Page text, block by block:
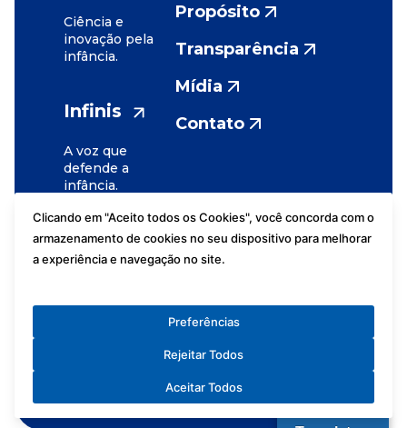
Ciência e
inovação pela
infância.
Infinis
A voz que
defende a
infância.
Propósito
Transparência
Mídia
Contato
Imprensa
Privacidade
Clicando em "Aceito todos os Cookies", você concorda com o
armazenamento de cookies no seu dispositivo para melhorar
a experiência e navegação no site.
Preferências
Rejeitar Todos
Aceitar Todos